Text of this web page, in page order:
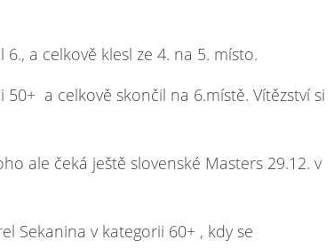
a celkově klesl ze 4. na 5. místo.
a celkově skončil na 6.místě. Vítězství si
ale čeká ještě slovenské Masters 29.12. v
Sekanina v kategorii 60+ , kdy se